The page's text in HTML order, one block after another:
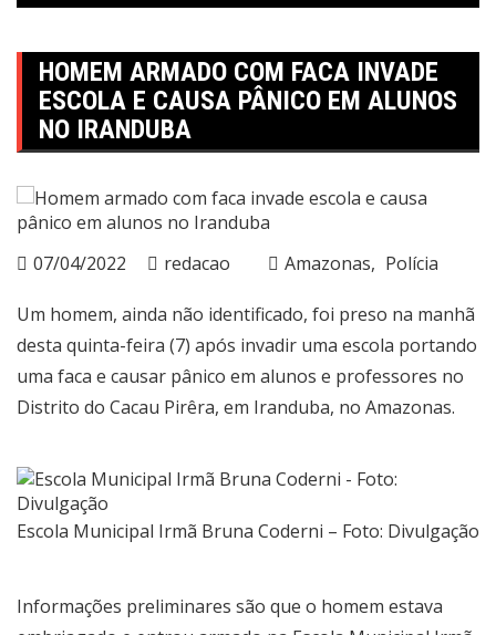
HOMEM ARMADO COM FACA INVADE
ESCOLA E CAUSA PÂNICO EM ALUNOS
NO IRANDUBA
07/04/2022 redacao Amazonas Polícia
Um homem, ainda não identificado, foi preso na manhã
desta quinta-feira (7) após invadir uma escola portando
uma faca e causar pânico em alunos e professores no
Distrito do Cacau Pirêra, em Iranduba, no Amazonas.
Escola Municipal Irmã Bruna Coderni – Foto: Divulgação
Informações preliminares são que o homem estava